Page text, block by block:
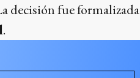
decisión fue formalizada
.